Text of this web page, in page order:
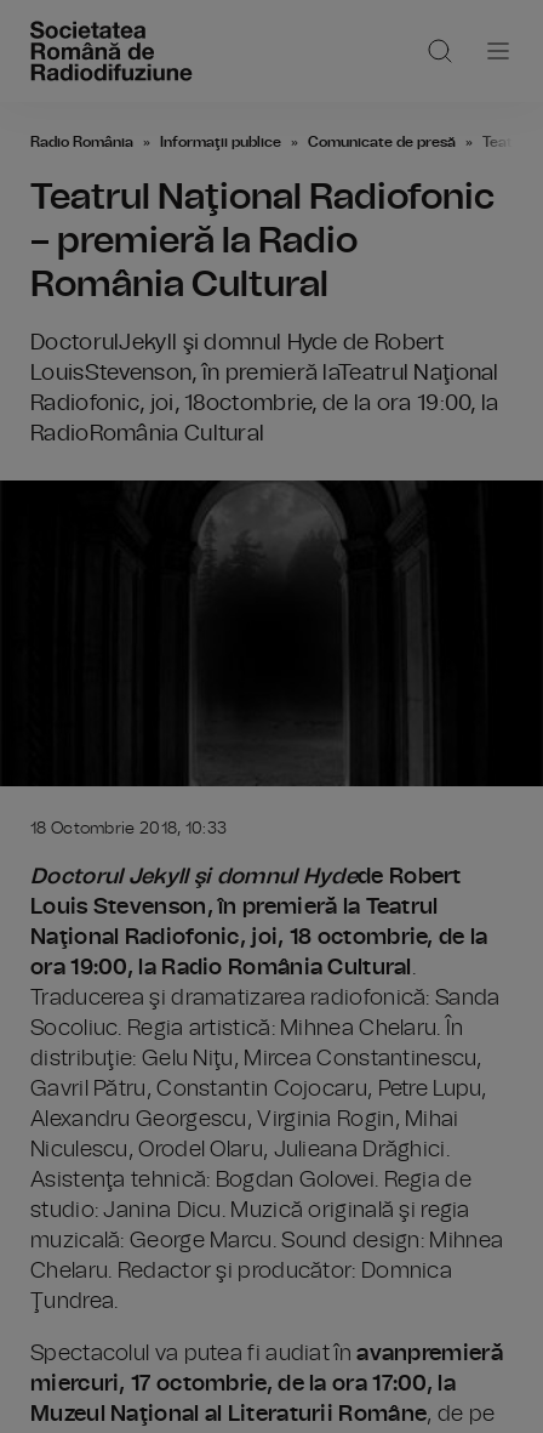
Radio România Informaţii publice Comunicate de presă Teatrul
Teatrul Naţional Radiofonic
– premieră la Radio
România Cultural
DoctorulJekyll şi domnul Hyde de Robert
LouisStevenson, în premieră laTeatrul Naţional
Radiofonic, joi, 18octombrie, de la ora 19:00, la
RadioRomânia Cultural
18 Octombrie 2018, 10:33
Doctorul Jekyll şi domnul Hydede Robert
Louis Stevenson, în premieră la Teatrul
Naţional Radiofonic, joi, 18 octombrie, de la
ora 19:00, la Radio România Cultural .
Traducerea şi dramatizarea radiofonică: Sanda
Socoliuc. Regia artistică: Mihnea Chelaru. În
distribuţie: Gelu Niţu, Mircea Constantinescu,
Gavril Pătru, Constantin Cojocaru, Petre Lupu,
Alexandru Georgescu, Virginia Rogin, Mihai
Niculescu, Orodel Olaru, Julieana Drăghici.
Asistenţa tehnică: Bogdan Golovei. Regia de
studio: Janina Dicu. Muzică originală şi regia
muzicală: George Marcu. Sound design: Mihnea
Chelaru. Redactor şi producător: Domnica
Ţundrea.
Spectacolul va putea fi audiat înavanpremieră
miercuri, 17 octombrie, de la ora 17:00, la
Muzeul Naţional al Literaturii Române, de pe